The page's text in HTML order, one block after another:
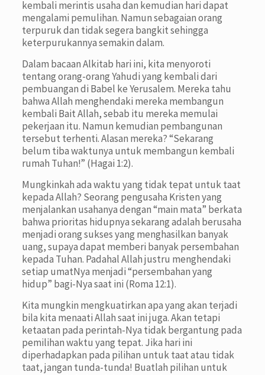
kembali merintis usaha dan kemudian hari dapat
mengalami pemulihan. Namun sebagaian orang
terpuruk dan tidak segera bangkit sehingga
keterpurukannya semakin dalam.
Dalam bacaan Alkitab hari ini, kita menyoroti
tentang orang-orang Yahudi yang kembali dari
pembuangan di Babel ke Yerusalem. Mereka tahu
bahwa Allah menghendaki mereka membangun
kembali Bait Allah, sebab itu mereka memulai
pekerjaan itu. Namun kemudian pembangunan
tersebut terhenti. Alasan mereka? “Sekarang
belum tiba waktunya untuk membangun kembali
rumah Tuhan!” (Hagai 1:2).
Mungkinkah ada waktu yang tidak tepat untuk taat
kepada Allah? Seorang pengusaha Kristen yang
menjalankan usahanya dengan “main mata” berkata
bahwa prioritas hidupnya sekarang adalah berusaha
menjadi orang sukses yang menghasilkan banyak
uang, supaya dapat memberi banyak persembahan
kepada Tuhan. Padahal Allah justru menghendaki
setiap umatNya menjadi “persembahan yang
hidup” bagi-Nya saat ini (Roma 12:1).
Kita mungkin mengkuatirkan apa yang akan terjadi
bila kita menaati Allah saat ini juga. Akan tetapi
ketaatan pada perintah-Nya tidak bergantung pada
pemilihan waktu yang tepat. Jika hari ini
diperhadapkan pada pilihan untuk taat atau tidak
taat, jangan tunda-tunda! Buatlah pilihan untuk